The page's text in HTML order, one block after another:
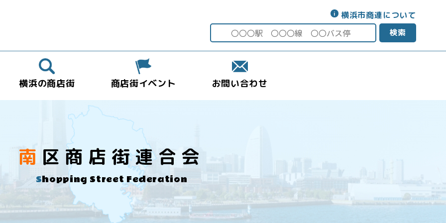
横浜市商連について
検索
横浜の商店街 商店街イベント お問い合わせ
南区商店街連合会
Shopping Street Federation